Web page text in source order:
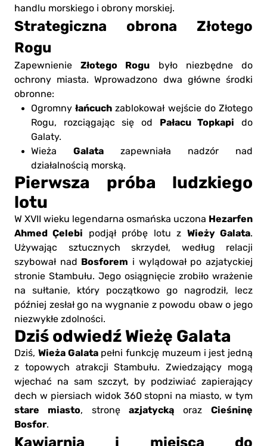
handlu morskiego i obrony morskiej.
Strategiczna obrona Złotego
Rogu
ZapewnienieZłotego Rogu było niezbędne do
ochrony miasta. Wprowadzono dwa główne środki
obronne:
Ogromnyłańcuch zablokował wejście do Złotego
Rogu, rozciągając się od Pałacu Topkapi do
Galaty.
Wieża Galata zapewniała nadzór nad
działalnością morską.
Pierwsza próba ludzkiego
lotu
W XVII wieku legendarna osmańska uczona Hezarfen
Ahmed Çelebi podjął próbę lotu z Wieży Galata.
Używając sztucznych skrzydeł, według relacji
szybował nad Bosforem i wylądował po azjatyckiej
stronie Stambułu. Jego osiągnięcie zrobiło wrażenie
na sułtanie, który początkowo go nagrodził, lecz
później zesłał go na wygnanie z powodu obaw o jego
niezwykłe zdolności.
Dziś odwiedź Wieżę Galata
Dziś, Wieża Galatapełni funkcję muzeum i jest jedną
z topowych atrakcji Stambułu. Zwiedzający mogą
wjechać na sam szczyt, by podziwiać zapierający
dech w piersiach widok 360 stopni na miasto, w tym
stare miasto, stronęazjatycką orazCieśninę
Bosfor.
Kawiarnia i miejsca do